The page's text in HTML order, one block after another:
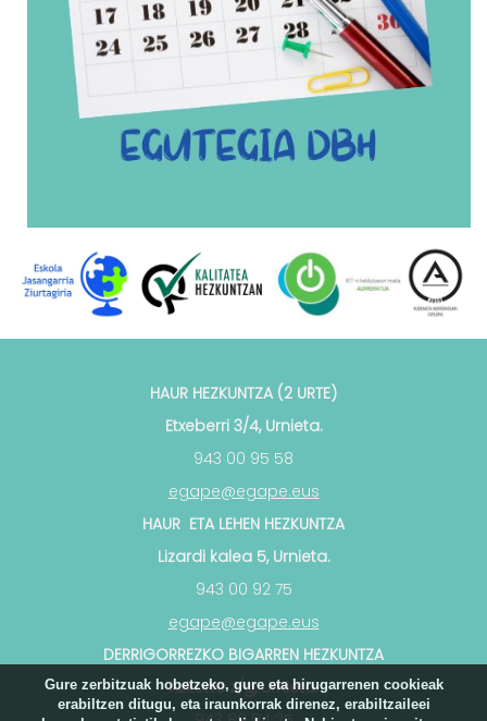
HAUR HEZKUNTZA (2 URTE)
Etxeberri 3/4, Urnieta.
943 00 95 58
egape@egape.eus
HAUR ETA LEHEN HEZKUNTZA
Lizardi kalea 5, Urnieta.
943 00 92 75
egape@egape.eus
DERRIGORREZKO BIGARREN HEZKUNTZA
Azkorte z/g, Urnieta.
Gure zerbitzuak hobetzeko, gure eta hirugarrenen cookieak
erabiltzen ditugu, eta iraunkorrak direnez, erabiltzaileei